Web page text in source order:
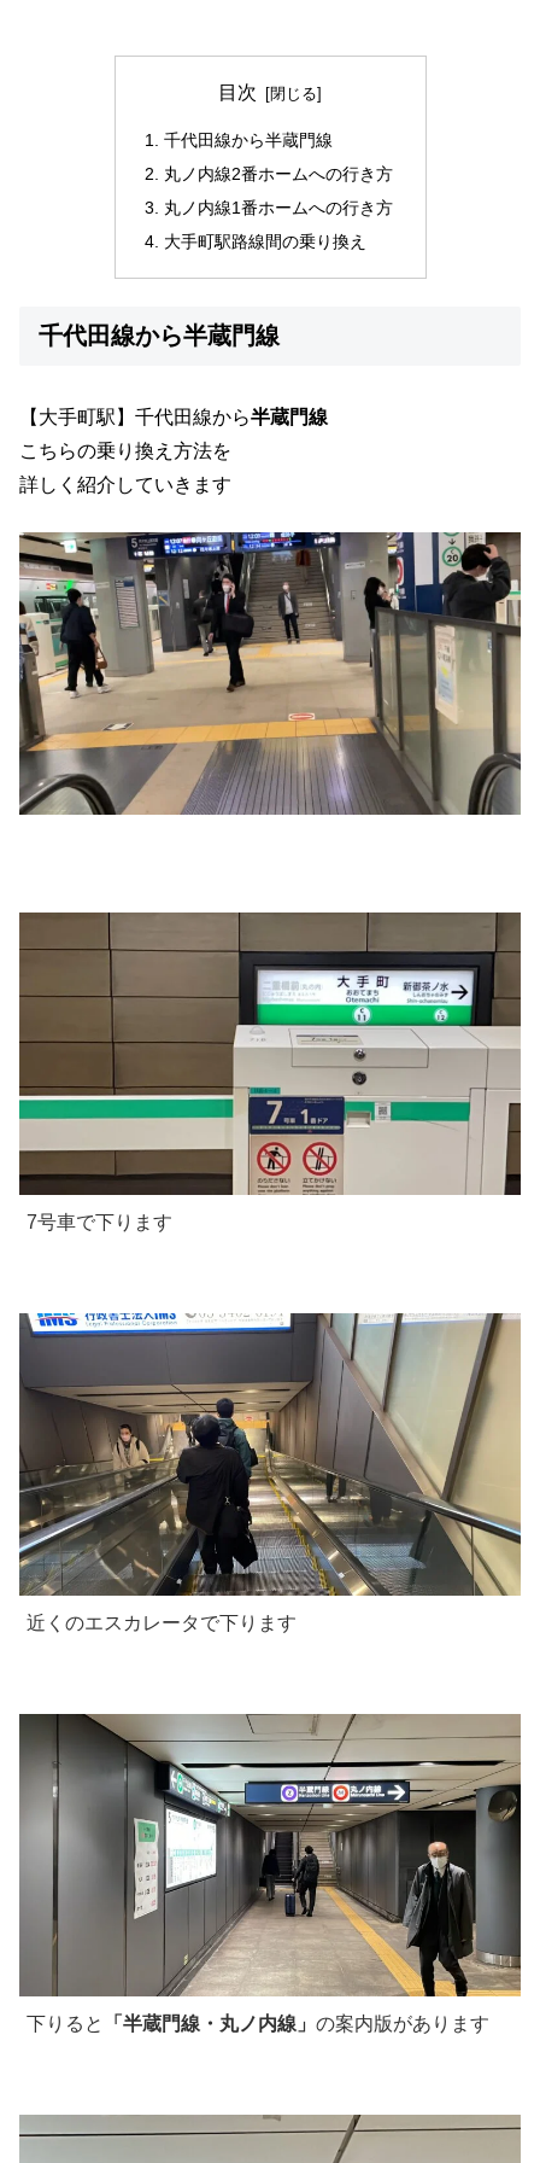
目次
千代田線から半蔵門線
丸ノ内線2番ホームへの行き方
丸ノ内線1番ホームへの行き方
大手町駅路線間の乗り換え
千代田線から半蔵門線
【大手町駅】千代田線から半蔵門線
こちらの乗り換え方法を
詳しく紹介していきます
7号車で下ります
近くのエスカレータで下ります
下りると 「半蔵門線・丸ノ内線」 の案内版があります